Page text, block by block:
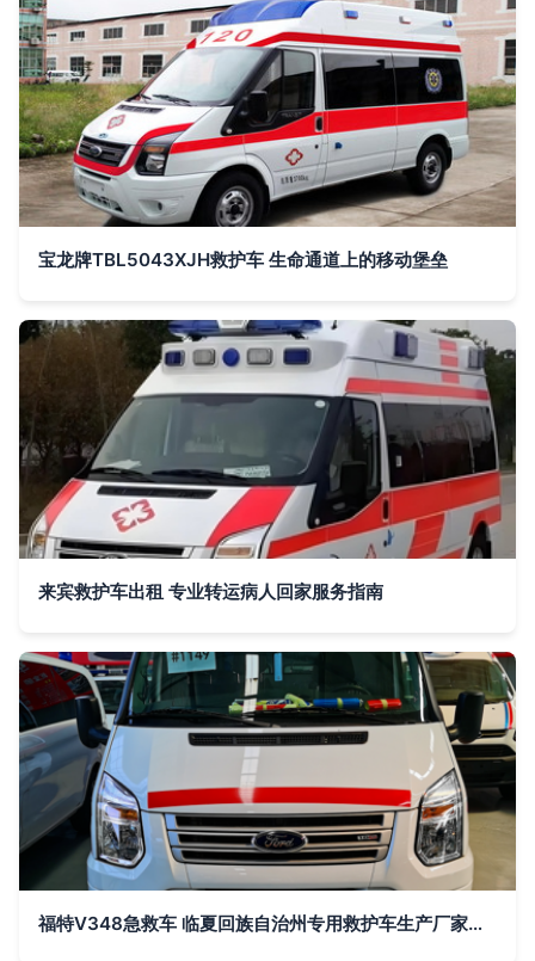
宝龙牌TBL5043XJH救护车 生命通道上的移动堡垒
来宾救护车出租 专业转运病人回家服务指南
福特V348急救车 临夏回族自治州专用救护车生产厂家的选择与优势